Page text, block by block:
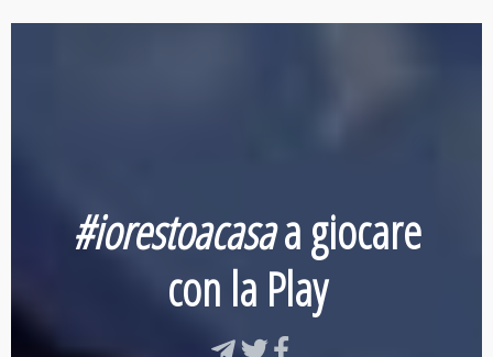
#iorestoacasaa giocare
con la Play